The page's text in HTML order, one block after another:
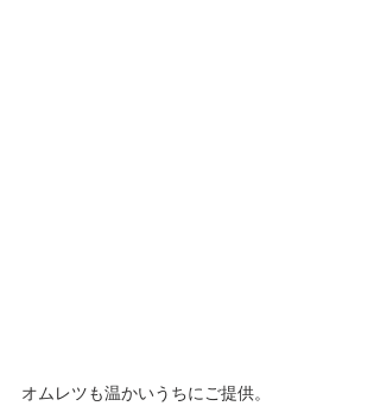
オムレツも温かいうちにご提供。